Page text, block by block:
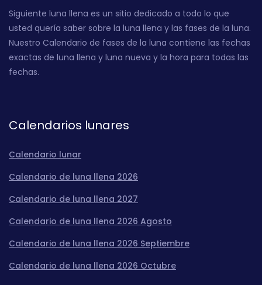
Siguiente luna llena es un sitio dedicado a todo lo que
usted quería saber sobre la luna llena y las fases de la luna.
Nuestro Calendario de fases de la luna contiene las fechas
exactas de luna llena y luna nueva y la hora para todas las
fechas.
Calendarios lunares
Calendario lunar
Calendario de luna llena 2026
Calendario de luna llena 2027
Calendario de luna llena 2026 Agosto
Calendario de luna llena 2026 Septiembre
Calendario de luna llena 2026 Octubre